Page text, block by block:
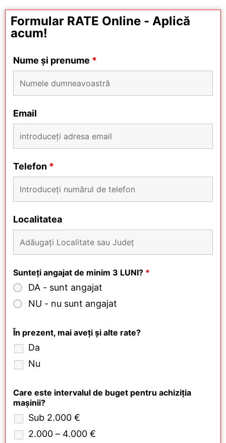
Formular RATE Online - Aplică
acum!
Nume și prenume *
Email
Telefon *
Localitatea
Sunteți angajat de minim 3 LUNI? *
DA - sunt angajat
NU - nu sunt angajat
În prezent, mai aveți și alte rate?
Da
Nu
Care este intervalul de buget pentru achiziția
mașinii?
Sub 2.000 €
2.000 – 4.000 €